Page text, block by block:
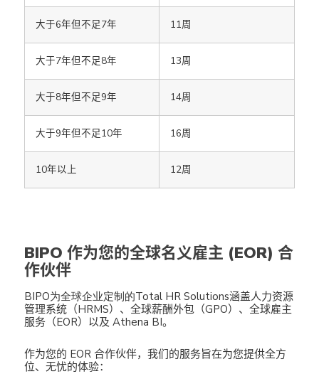
大于6年但不足7年 11周
大于7年但不足8年 13周
大于8年但不足9年 14周
大于9年但不足10年 16周
10年以上 12周
BIPO 作为您的全球名义雇主 (EOR) 合
作伙伴
BIPO为全球企业定制的Total HR Solutions涵盖人力资源
管理系统（HRMS）、全球薪酬外包（GPO）、全球雇主
服务（EOR）以及 Athena BI。
作为您的 EOR 合作伙伴，我们的服务旨在为您提供全方
位、无忧的体验：